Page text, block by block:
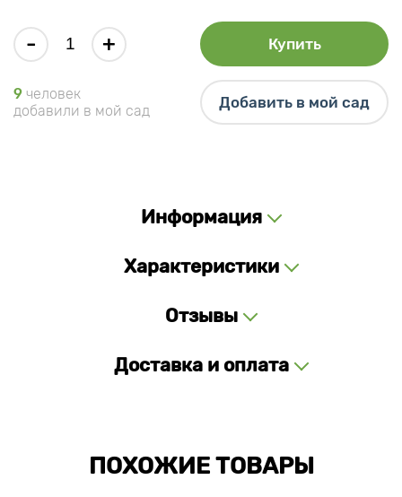
- + Купить
9 человек
добавили в мой сад
Добавить в мой сад
Информация
Характеристики
Отзывы
Доставка и оплата
ПОХОЖИЕ ТОВАРЫ